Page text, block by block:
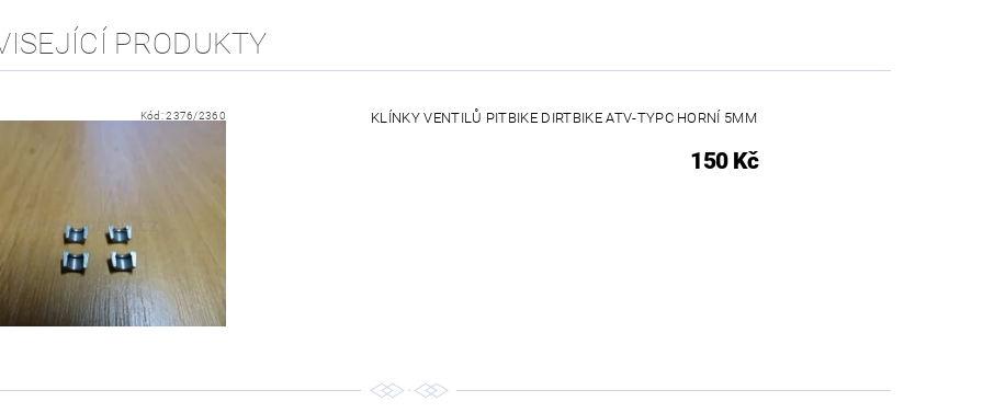
PRODUKTY
Kód:2376/2360 KLÍNKY VENTILŮ PITBIKE DIRTBIKE ATV-TYPC HORNÍ 5MM
150 Kč